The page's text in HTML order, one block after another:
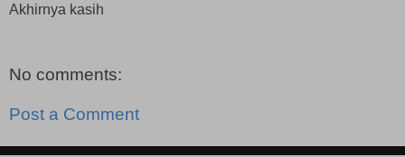
Akhirnya kasih
No comments:
Post a Comment